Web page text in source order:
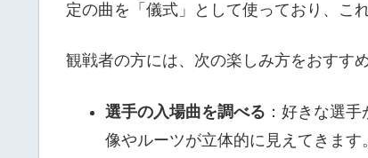
定の曲を「儀式」として使っており、こ
観戦者の方には、次の楽しみ方をおすすめ
選手の入場曲を調べる ：好きな選
像やルーツが立体的に見えてきます。